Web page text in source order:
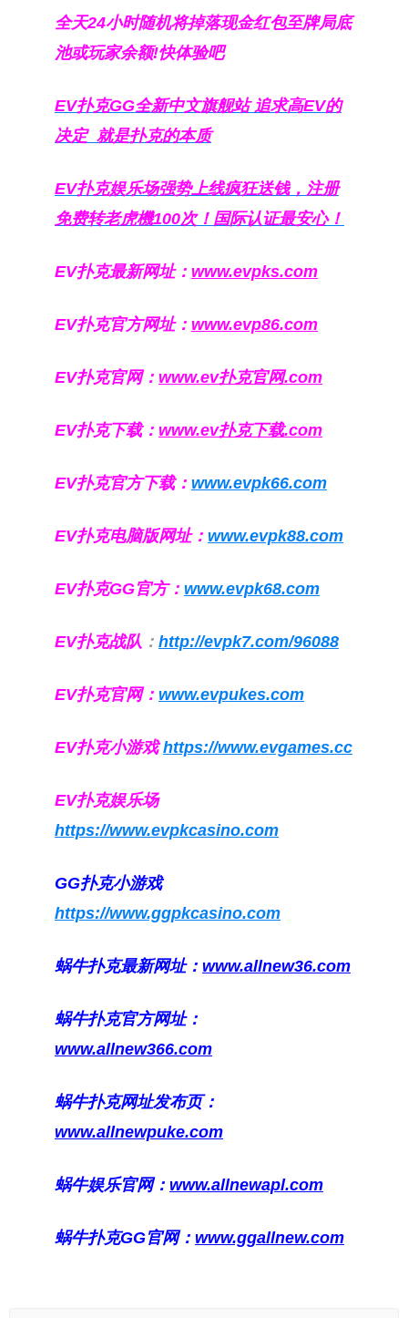
全天24小时随机将掉落现金红包至牌局底
池或玩家余额!快体验吧
EV扑克GG全新中文旗舰站追求高EV的
决定 就是扑克的本质
EV扑克娱乐场强势上线疯狂送钱，注册
免费转老虎機100次！国际认证最安心！
EV扑克最新网址： www.evpks.com
EV扑克官方网址： www.evp86.com
EV扑克官网： www.ev扑克官网.com
EV扑克下载： www.ev扑克下载.com
EV扑克官方下载： www.evpk66.com
EV扑克电脑版网址： www.evpk88.com
EV扑克GG官方： www.evpk68.com
EV扑克战队 ： http://evpk7.com/96088
EV扑克官网： www.evpukes.com
EV扑克小游戏https://www.evgames.cc
EV扑克娱乐场
https://www.evpkcasino.com
GG扑克小游戏
https://www.ggpkcasino.com
蜗牛扑克最新网址： www.allnew36.com
蜗牛扑克官方网址：
www.allnew366.com
蜗牛扑克网址发布页：
www.allnewpuke.com
蜗牛娱乐官网： www.allnewapl.com
蜗牛扑克GG官网： www.ggallnew.com